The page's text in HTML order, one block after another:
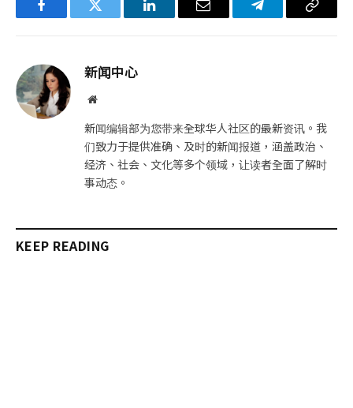
FacebookTwitter LinkedIn电
Telegram复
新闻中心
网
新闻编辑部为您带来全球华人社区的最新资讯。我
们致力于提供准确、及时的新闻报道，涵盖政治、
经济、社会、文化等多个领域，让读者全面了解时
事动态。
KEEP READING